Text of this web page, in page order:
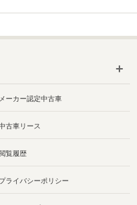
メーカー認定中古車
古車リース
閲覧履歴
プライバシーポリシー